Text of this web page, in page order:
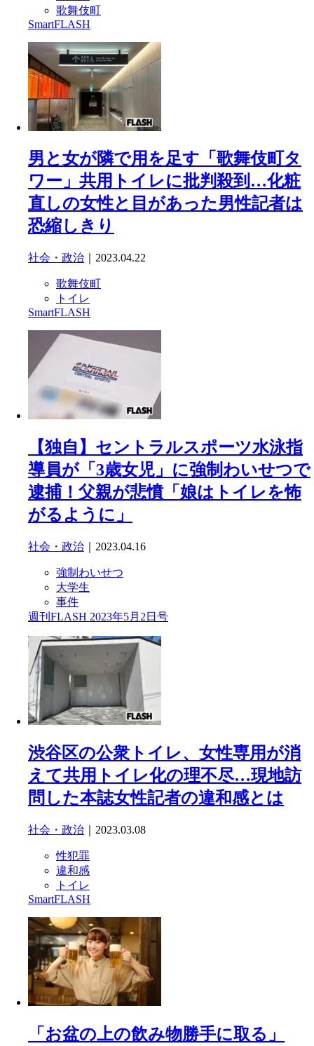
歌舞伎町
SmartFLASH
男と女が隣で用を足す「歌舞伎町タ
ワー」共用トイレに批判殺到…化粧
直しの女性と目があった男性記者は
恐縮しきり
社会・政治 ｜2023.04.22
歌舞伎町
トイレ
SmartFLASH
【独自】セントラルスポーツ水泳指
導員が「3歳女児」に強制わいせつで
逮捕！父親が悲憤「娘はトイレを怖
がるように」
社会・政治 ｜2023.04.16
強制わいせつ
大学生
事件
週刊FLASH 2023年5月2日号
渋谷区の公衆トイレ、女性専用が消
えて共用トイレ化の理不尽…現地訪
問した本誌女性記者の違和感とは
社会・政治 ｜2023.03.08
性犯罪
違和感
トイレ
SmartFLASH
「お盆の上の飲み物勝手に取る」